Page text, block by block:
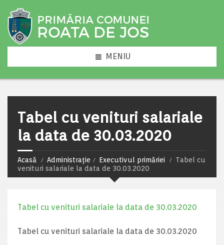
MENIU
Tabel cu venituri salariale
la data de 30.03.2020
Acasă Administrație Executivul primăriei
Tabel cu
venituri salariale la data de 30.03.2020
Tabel cu venituri salariale la data de 30.03.2020
Tabel cu venituri salariale la data de 30.03.2020